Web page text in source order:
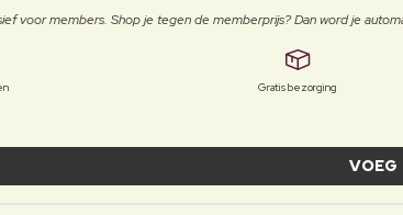
voor members. Shop je tegen de memberprijs? Dan word je
Gratis bezorging